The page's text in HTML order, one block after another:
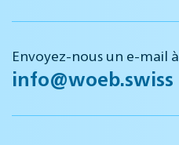
Envoyez-nous un e-mail à
info@woeb.swiss